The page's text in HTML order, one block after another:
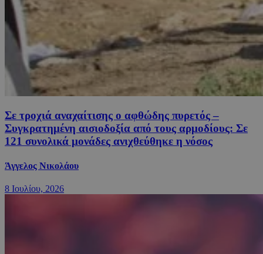
Σε τροχιά αναχαίτισης ο αφθώδης πυρετός –
Συγκρατημένη αισιοδοξία από τους αρμοδίους: Σε
121 συνολικά μονάδες ανιχθεύθηκε η νόσος
Άγγελος Νικολάου
8 Ιουλίου, 2026